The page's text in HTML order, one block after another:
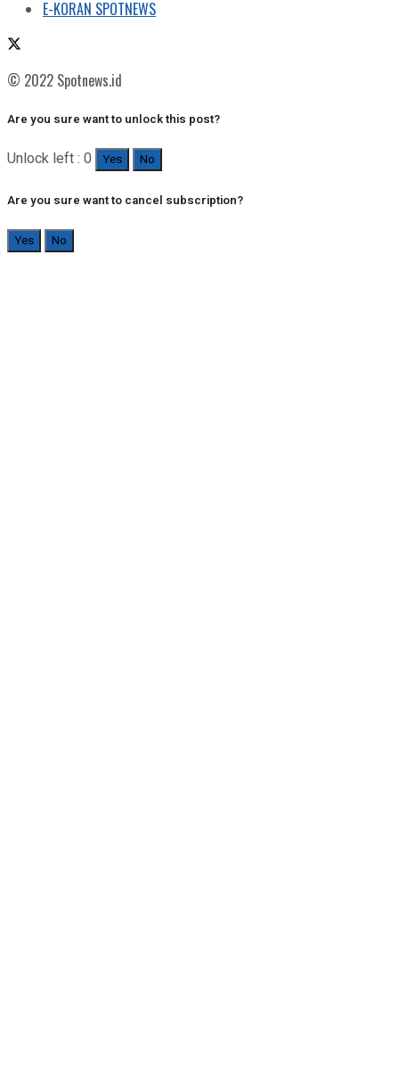
E-KORAN SPOTNEWS
© 2022 Spotnews.id
Are you sure want to unlock this post?
Unlock left : 0 Yes No
Are you sure want to cancel subscription?
Yes No